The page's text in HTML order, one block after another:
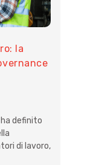
la
definito
di lavoro,